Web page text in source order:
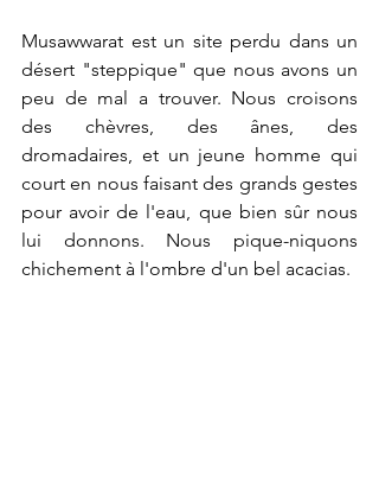
Musawwarat est un site perdu dans un
désert "steppique" que nous avons un
peu de mal a trouver. Nous croisons
des chèvres, des ânes, des
dromadaires, et un jeune homme qui
court en nous faisant des grands gestes
pour avoir de l'eau, que bien sûr nous
lui donnons. Nous pique-niquons
chichement à l'ombre d'un bel acacias.